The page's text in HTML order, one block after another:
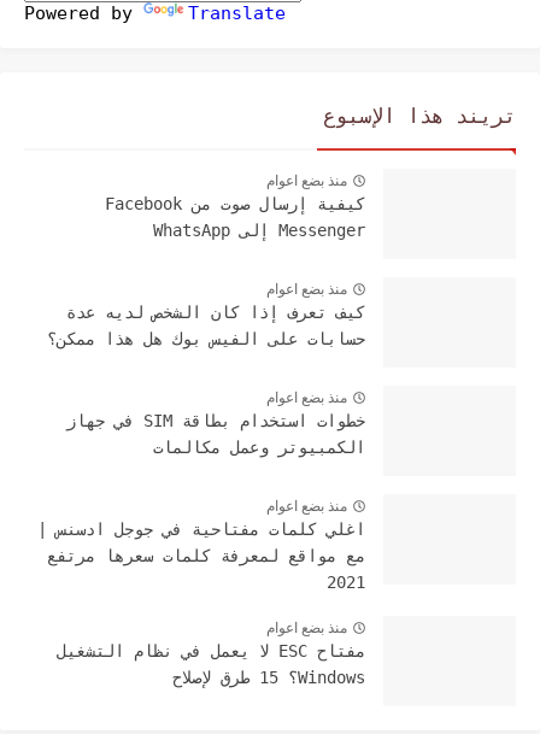
Powered by Translate
تريند هذا الإسبوع
منذ بضع اعوام
كيفية إرسال صوت من Facebook
Messenger إلى WhatsApp
منذ بضع اعوام
كيف تعرف إذا كان الشخص لديه عدة
حسابات على الفيس بوك هل هذا ممكن؟
منذ بضع اعوام
خطوات استخدام بطاقة SIM في جهاز
الكمبيوتر وعمل مكالمات
منذ بضع اعوام
اغلي كلمات مفتاحية في جوجل ادسنس |
مع مواقع لمعرفة كلمات سعرها مرتفع
2021
منذ بضع اعوام
مفتاح ESC لا يعمل في نظام التشغيل
Windows؟ 15 طرق لإصلاح